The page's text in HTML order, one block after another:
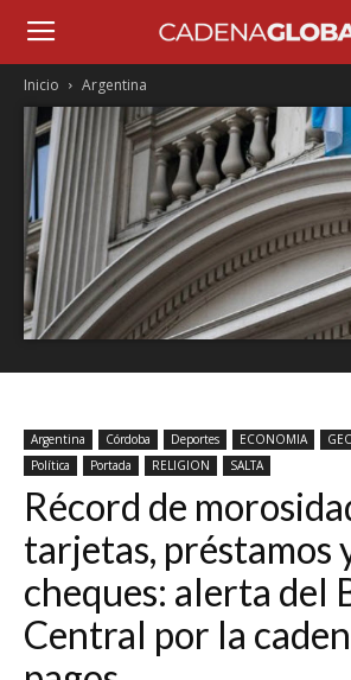
Inicio Argentina
Argentina Córdoba Deportes ECONOMIA
Política
Portada RELIGION SALTA
Récord de
tarjetas, préstamos
cheques: alerta del
Central por la